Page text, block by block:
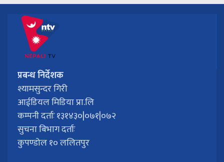
प्रबन्ध निर्देशक
श्यामसुन्दर गिरी
आईडियल मिडिया प्रा.लि
कम्पनी दर्ताः १३१४३०|०७१|०७२
सुचना बिभाग दर्ताः
कुपण्डोल १० ललितपुर